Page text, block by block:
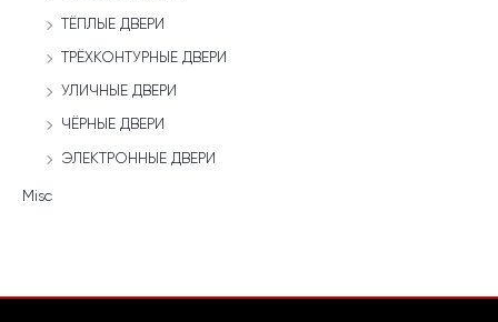
ТЁПЛЫЕ ДВЕРИ
ТРЁХКОНТУРНЫЕ ДВЕРИ
УЛИЧНЫЕ ДВЕРИ
ЧЁРНЫЕ ДВЕРИ
ЭЛЕКТРОННЫЕ ДВЕРИ
Misc